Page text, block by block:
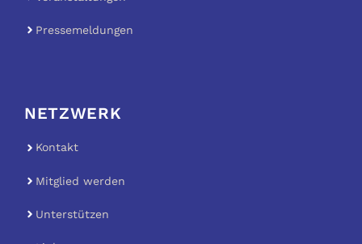
Pressemeldungen
NETZWERK
Kontakt
Mitglied werden
Unterstützen